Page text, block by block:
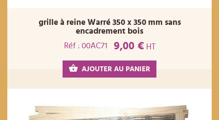
grille à reine Warré 350 x 350 mm sans
encadrement bois
Réf : 00AC71
9,00 € HT
AJOUTER AU PANIER